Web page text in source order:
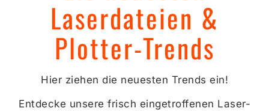
Laserdateien &
Plotter-Trends
Hier ziehen die neuesten Trends ein!
Entdecke unsere frisch eingetroffenen Laser-